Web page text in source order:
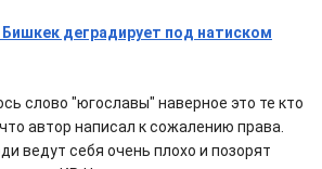
деградирует под натиском
слово "югославы" наверное это те кто
автор написал к сожалению права.
ведут себя очень плохо и позорят